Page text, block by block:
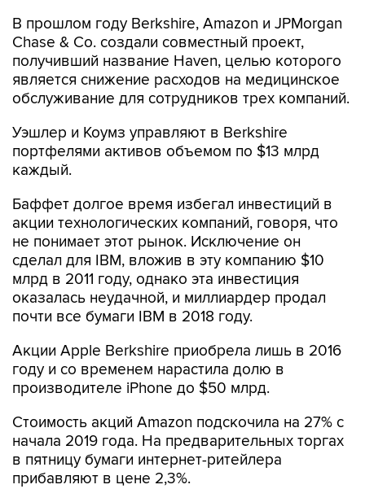
В прошлом году Berkshire, Amazon и JPMorgan
Chase & Co. создали совместный проект,
получивший название Haven, целью которого
является снижение расходов на медицинское
обслуживание для сотрудников трех компаний.
Уэшлер и Коумз управляют в Berkshire
портфелями активов объемом по $13 млрд
каждый.
Баффет долгое время избегал инвестиций в
акции технологических компаний, говоря, что
не понимает этот рынок. Исключение он
сделал для IBM, вложив в эту компанию $10
млрд в 2011 году, однако эта инвестиция
оказалась неудачной, и миллиардер продал
почти все бумаги IBM в 2018 году.
Акции Apple Berkshire приобрела лишь в 2016
году и со временем нарастила долю в
производителе iPhone до $50 млрд.
Стоимость акций Amazon подскочила на 27% с
начала 2019 года. На предварительных торгах
в пятницу бумаги интернет-ритейлера
прибавляют в цене 2,3%.